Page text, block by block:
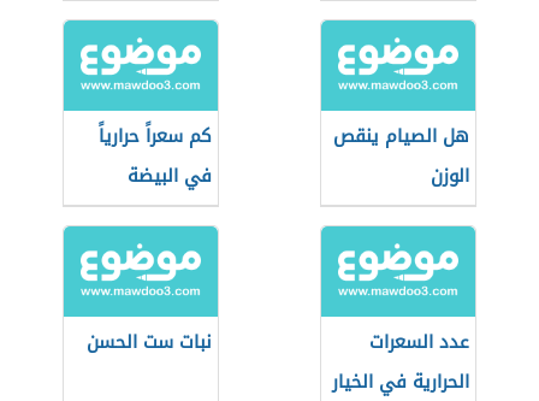
هل الصيام ينقص
الوزن
كم سعراً حرارياً
في البيضة
المسلوقة
عدد السعرات
الحرارية في الخيار
نبات ست الحسن